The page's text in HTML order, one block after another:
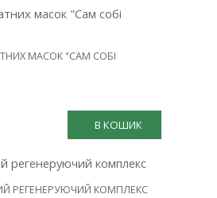
МАСОК "САМ СОБІ
В КОШИК
РЕГЕНЕРУЮЧИЙ КОМПЛЕКС